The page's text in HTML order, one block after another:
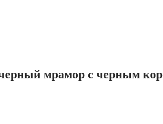
мрамор с черным